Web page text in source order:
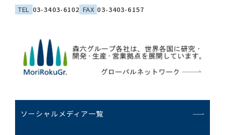
TEL 03-3403-6102 FAX 03-3403-6157
ソーシャルメディア一覧